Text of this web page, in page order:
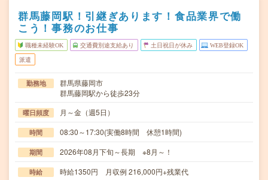
群馬藤岡駅！引継ぎあります！食品業界で働
こう！事務のお仕事
職種未経験OK 交通費別途支給あり 土日祝日が休み WEB登録OK
派遣
勤務地
群馬県藤岡市
群馬藤岡駅から徒歩23分
曜日頻度 月～金（週5日）
時間 08:30～17:30(実働8時間 休憩1時間)
期間 2026年08月下旬～長期 ※8月～！
時給 時給1350円 月収例 216,000円+残業代